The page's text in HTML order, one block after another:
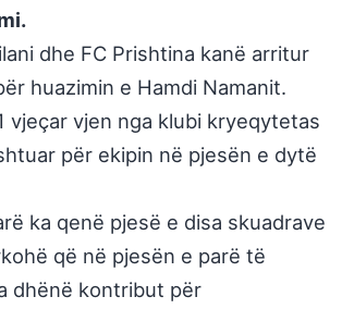
dhe FC Prishtina kanë arritur
huazimin e Hamdi Namanit.
vjeçar vjen nga klubi kryeqytetas
për ekipin në pjesën e dytë
ka qenë pjesë e disa skuadrave
që në pjesën e parë të
dhënë kontribut për